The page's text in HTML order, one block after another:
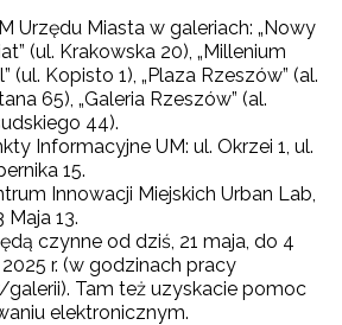
Urzędu Miasta w galeriach: „Nowy
(ul. Krakowska 20), „Millenium
(ul. Kopisto 1), „Plaza Rzeszów” (al.
65), „Galeria Rzeszów” (al.
44).
Informacyjne UM: ul. Okrzei 1, ul.
15.
Innowacji Miejskich Urban Lab,
Maja 13.
czynne od dziś, 21 maja, do 4
r. (w godzinach pracy
Tam też uzyskacie pomoc
elektronicznym.